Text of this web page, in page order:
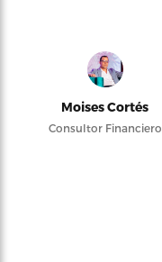
Moises Cortés
Consultor Financiero